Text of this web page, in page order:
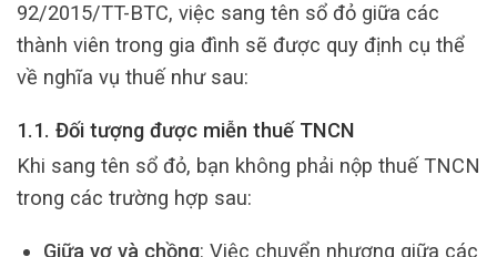
92/2015/TT-BTC, việc sang tên sổ đỏ giữa các
thành viên trong gia đình sẽ được quy định cụ thể
về nghĩa vụ thuế như sau:
1.1. Đối tượng được miễn thuế TNCN
Khi sang tên sổ đỏ, bạn không phải nộp thuế TNCN
trong các trường hợp sau:
Giữa vợ và chồng: Việc chuyển nhượng giữa các